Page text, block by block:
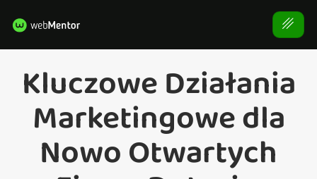
Kluczowe Działania
Marketingowe dla
Nowo Otwartych